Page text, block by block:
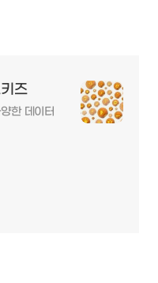
즈
한 데이터